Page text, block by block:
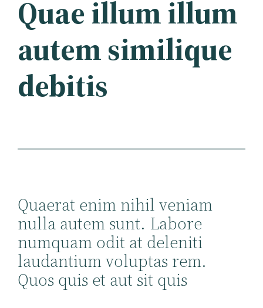
Quae illum illum
autem similique
debitis
Quaerat enim nihil veniam
nulla autem sunt. Labore
numquam odit at deleniti
laudantium voluptas rem.
Quos quis et aut sit quis